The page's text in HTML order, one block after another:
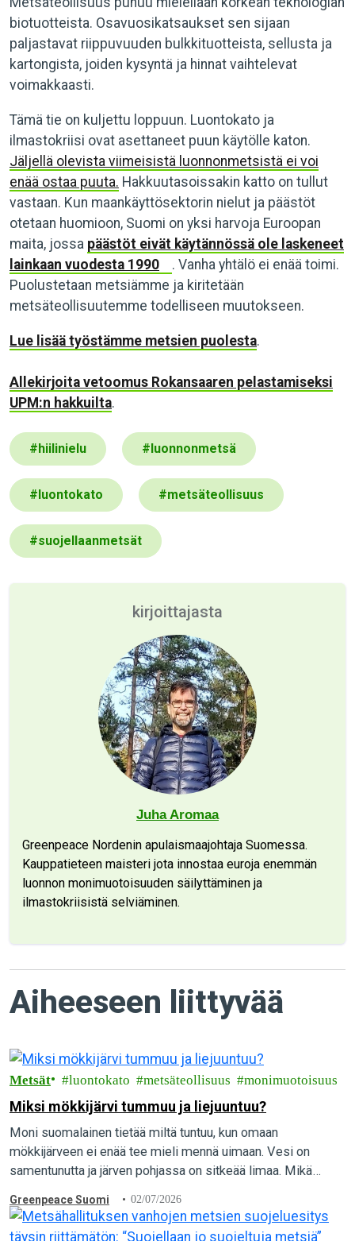
biotuotteista. Osavuosikatsaukset sen sijaan
paljastavat riippuvuuden bulkkituotteista, sellusta ja
kartongista, joiden kysyntä ja hinnat vaihtelevat
voimakkaasti.
Tämä tie on kuljettu loppuun. Luontokato ja
ilmastokriisi ovat asettaneet puun käytölle katon.
Jäljellä olevista viimeisistä luonnonmetsistä ei voi
enää ostaa puuta. Hakkuutasoissakin katto on tullut
vastaan. Kun maankäyttösektorin nielut ja päästöt
otetaan huomioon, Suomi on yksi harvoja Euroopan
maita, jossa päästöt eivät käytännössä ole laskeneet
lainkaan vuodesta 1990
. Vanha yhtälö ei enää toimi.
Puolustetaan metsiämme ja kiritetään
metsäteollisuutemme todelliseen muutokseen.
Lue lisää työstämme metsien puolesta.
Allekirjoita vetoomus Rokansaaren pelastamiseksi
UPM:n hakkuilta.
#hiilinielu #luonnonmetsä
#luontokato #metsäteollisuus
#suojellaanmetsät
kirjoittajasta
Juha Aromaa
Greenpeace Nordenin apulaismaajohtaja Suomessa.
Kauppatieteen maisteri jota innostaa euroja enemmän
luonnon monimuotoisuuden säilyttäminen ja
ilmastokriisistä selviäminen.
Aiheeseen liittyvää
Metsät luontokato metsäteollisuus monimuotoisuus
Miksi mökkijärvi tummuu ja liejuuntuu?
Moni suomalainen tietää miltä tuntuu, kun omaan
mökkijärveen ei enää tee mieli mennä uimaan. Vesi on
samentunutta ja järven pohjassa on sitkeää limaa. Mikä
Greenpeace Suomi 02/07/2026